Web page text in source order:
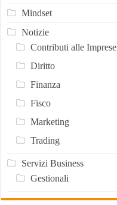
Mindset
Notizie
Contributi alle Imprese
Diritto
Finanza
Fisco
Marketing
Trading
Servizi Business
Gestionali